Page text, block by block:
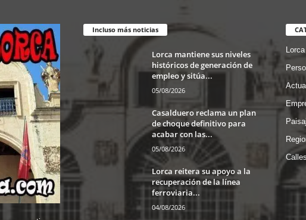
Incluso más noticias
Lorca mantiene sus niveles
históricos de generación de
empleo y sitúa...
05/08/2026
Casalduero reclama un plan
de choque definitivo para
acabar con las...
05/08/2026
Lorca reitera su apoyo a la
recuperación de la línea
ferroviaria...
04/08/2026
Lorca